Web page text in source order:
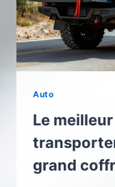
Auto
Le
grand